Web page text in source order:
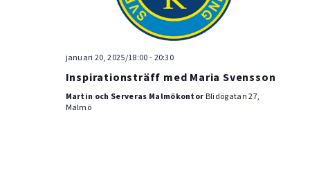
januari 20, 2025/18:00 - 20:30
Inspirationsträff med Maria Svensson
Martin och Serveras Malmökontor Blidögatan 27,
Malmö